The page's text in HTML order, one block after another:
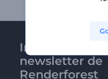
Inscrivez-vous
newsletter de
Renderforest